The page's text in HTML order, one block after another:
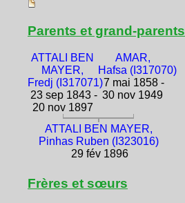
Parents et grand-parents
ATTALI BEN
MAYER,
Fredj (I317071)
23 sep 1843 -
20 nov 1897
AMAR,
Hafsa (I317070)
7 mai 1858 -
30 nov 1949
ATTALI BEN MAYER,
Pinhas Ruben (I323016)
29 fév 1896
Frères et sœurs